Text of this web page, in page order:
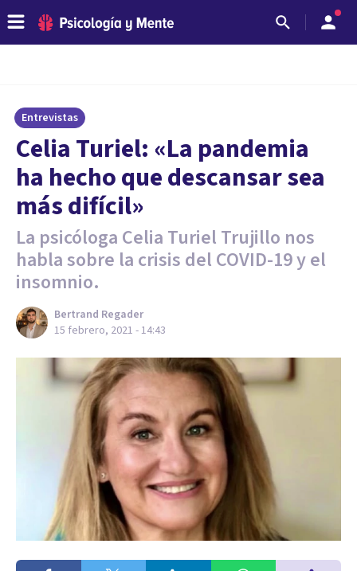
Entrevistas
Celia Turiel: «La pandemia
ha hecho que descansar sea
más difícil»
La psicóloga Celia Turiel Trujillo nos
habla sobre la crisis del COVID-19 y el
insomnio.
Bertrand Regader
15 febrero, 2021 - 14:43